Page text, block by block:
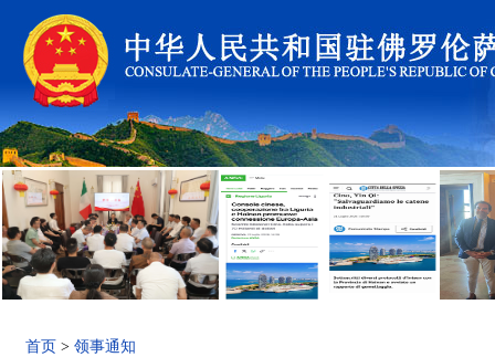
首页 > 领事通知